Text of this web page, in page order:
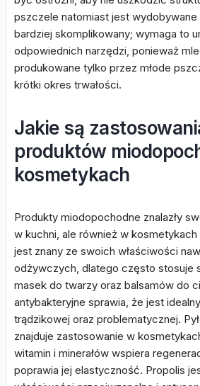
pszczele natomiast jest wydobywane
bardziej skomplikowany; wymaga to
odpowiednich narzędzi, ponieważ
produkowane tylko przez młode
krótki okres trwałości.
Jakie są
produktów
kosmetykach
Produkty miodopochodne znalazły
w kuchni, ale również w kosmetykach
jest znany ze swoich właściwości
odżywczych, dlatego często stosuje
masek do twarzy oraz balsamów do
antybakteryjne sprawia, że jest
trądzikowej oraz problematycznej.
znajduje zastosowanie w
witamin i minerałów wspiera
poprawia jej elastyczność. Propolis